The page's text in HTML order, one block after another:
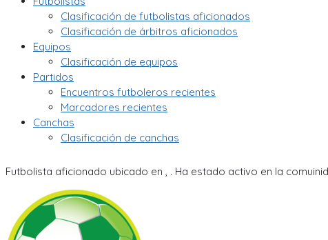
Clasificación de futbolistas aficionados
Clasificación de árbitros aficionados
Equipos
Clasificación de equipos
Partidos
Encuentros futboleros recientes
Marcadores recientes
Canchas
Clasificación de canchas
Futbolista aficionado ubicado en , . Ha estado activo en la